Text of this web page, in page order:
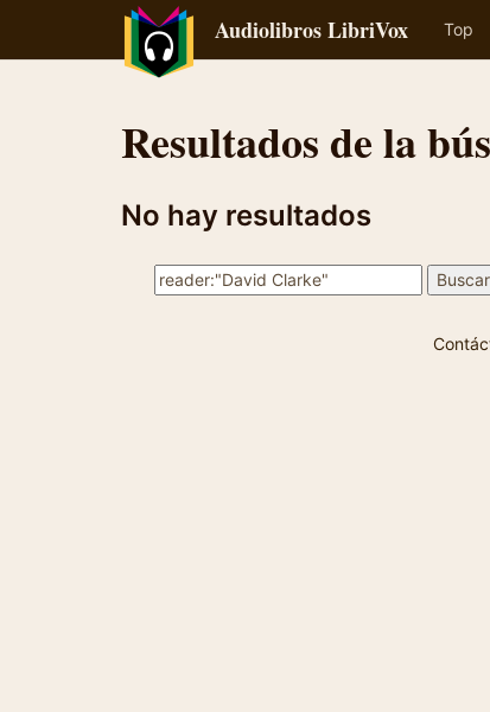
Audiolibros LibriVox Top
Resultados de la
No hay resultados